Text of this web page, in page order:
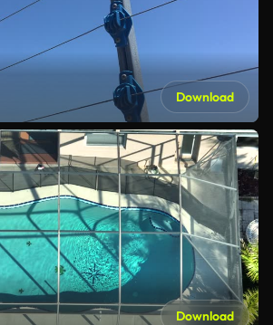
Download
Download